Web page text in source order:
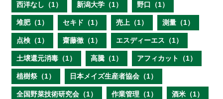
西洋なし（1） 新潟大学（1） 野口（1）
堆肥（1） セキド（1） 売上（1） 測量（1）
点検（1） 齋藤徹（1） エスディーエス（1）
土壌還元消毒（1） 高騰（1） アフィカット（1）
植樹祭（1） 日本メイズ生産者協会（1）
全国野菜技術研究会（1） 作業管理（1） 酒米（1）